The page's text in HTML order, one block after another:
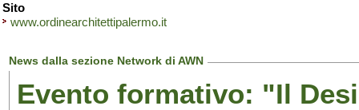
Sito
www.ordinearchitettipalermo.it
News dalla sezione Network di AWN
Evento formativo: "Il